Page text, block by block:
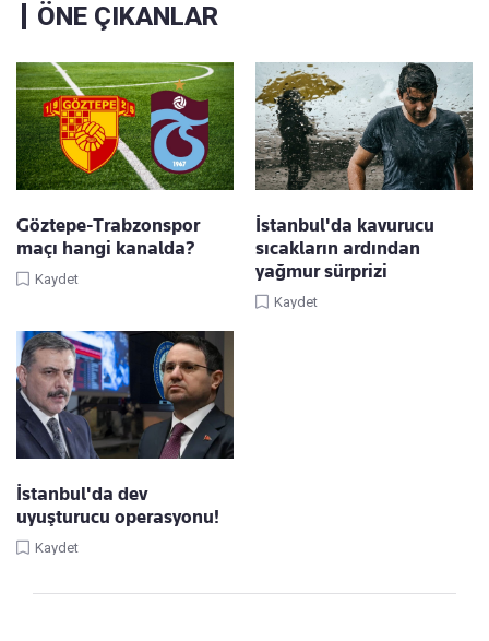
ÖNE ÇIKANLAR
Göztepe-Trabzonspor
maçı hangi kanalda?
Kaydet
İstanbul'da kavurucu
sıcakların ardından
yağmur sürprizi
Kaydet
İstanbul'da dev
uyuşturucu operasyonu!
Kaydet